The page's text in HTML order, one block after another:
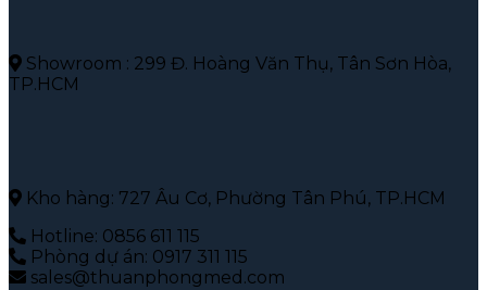
Showroom : 299 Đ. Hoàng Văn Thụ, Tân Sơn Hòa,
TP.HCM
Kho hàng: 727 Âu Cơ, Phường Tân Phú, TP.HCM
Hotline: 0856 611 115
Phòng dự án: 0917 311 115
sales@thuanphongmed.com